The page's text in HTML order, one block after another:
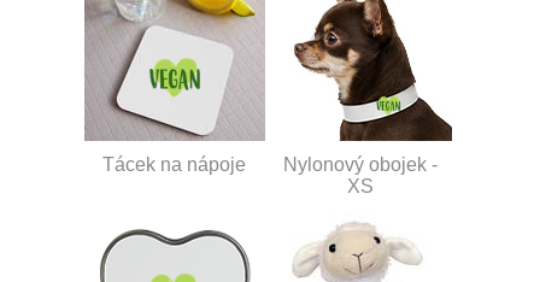
Tácek na nápoje
Nylonový obojek -
XS